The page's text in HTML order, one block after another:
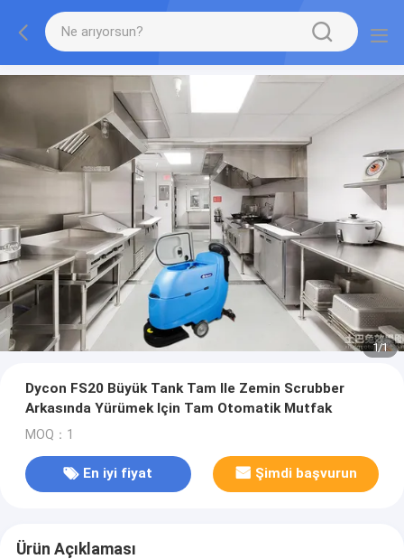
1/1
Dycon FS20 Büyük Tank Tam Ile Zemin Scrubber
Arkasında Yürümek Için Tam Otomatik Mutfak
MOQ：1
En iyi fiyat Şimdi başvurun
Ürün Açıklaması